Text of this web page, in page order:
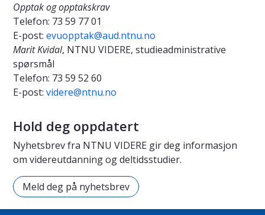
Opptak og opptakskrav
Telefon: 73 59 77 01
E-post: evuopptak@aud.ntnu.no
Marit Kvidal, NTNU VIDERE, studieadministrative
spørsmål
Telefon: 73 59 52 60
E-post: videre@ntnu.no
Hold deg oppdatert
Nyhetsbrev fra NTNU VIDERE gir deg informasjon
om videreutdanning og deltidsstudier.
Meld deg på nyhetsbrev